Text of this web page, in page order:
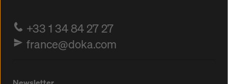
+33 1 34 84 27 27
france@doka.com